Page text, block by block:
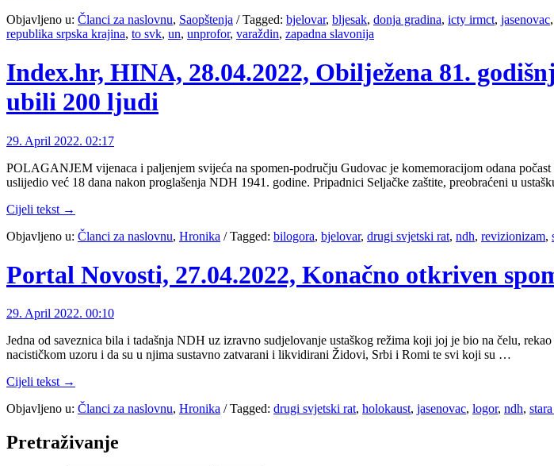
Objavljeno u: Članci za naslovnu, Saopštenja /Tagged: bjelovar, bljesak, donja gradina, icty irmct, jasenovac,
republika srpska krajina, to svk, un, unprofor, varaždin, zapadna slavonija
Index.hr, HINA, 28.04.2022, Obilježena 81.
ubili 200 ljudi
29. April 2022. 02:17
POLAGANJEM vijenaca i paljenjem svijeća na spomen-području Gudovac je komemoracijom odana
uslijedio već 18 dana nakon proglašenja NDH 1941. godine. Pripadnici Seljačke zaštite, preobraćeni u
Cijeli tekst →
Objavljeno u: Članci za naslovnu, Hronika /Tagged: bilogora, bjelovar, drugi svjetski rat, ndh, revizionizam,
Portal Novosti, 27.04.2022, Konačno otkriven
29. April 2022. 00:10
Jedna od saveznica bila i tadašnja NDH uz izravno sudjelovanje ustaškog režima koji joj je bio na čelu,
nacističkom uzoru i da su u njima sustavno zatvarani i likvidirani Židovi, Srbi i Romi te svi koji su …
Cijeli tekst →
Objavljeno u: Članci za naslovnu, Hronika /Tagged: drugi svjetski rat, holokaust, jasenovac, logor, ndh,
Pretraživanje